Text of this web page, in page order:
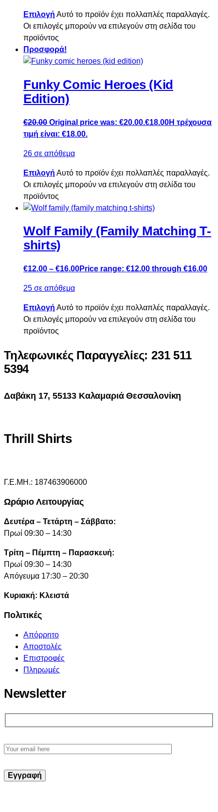
Επιλογή Αυτό το προϊόν έχει πολλαπλές παραλλαγές.
Οι επιλογές μπορούν να επιλεγούν στη σελίδα του
προϊόντος
Προσφορά!
Funky Comic Heroes (Kid
Edition)
€20.00 Original price was: €20.00.€18.00Η τρέχουσα
τιμή είναι: €18.00.
26 σε απόθεμα
Επιλογή Αυτό το προϊόν έχει πολλαπλές παραλλαγές.
Οι επιλογές μπορούν να επιλεγούν στη σελίδα του
προϊόντος
Wolf Family (Family Matching T-
shirts)
€12.00 – €16.00Price range: €12.00 through €16.00
25 σε απόθεμα
Επιλογή Αυτό το προϊόν έχει πολλαπλές παραλλαγές.
Οι επιλογές μπορούν να επιλεγούν στη σελίδα του
προϊόντος
Τηλεφωνικές Παραγγελίες: 231 511
5394
Δαβάκη 17, 55133 Καλαμαριά Θεσσαλονίκη
Thrill Shirts
Γ.Ε.ΜΗ.: 187463906000
Ωράριο Λειτουργίας
Δευτέρα – Τετάρτη – Σάββατο:
Πρωί 09:30 – 14:30
Τρίτη – Πέμπτη – Παρασκευή:
Πρωί 09:30 – 14:30
Απόγευμα 17:30 – 20:30
Κυριακή: Κλειστά
Πολιτικές
Απόρρητο
Αποστολές
Επιστροφές
Πληρωμές
Newsletter